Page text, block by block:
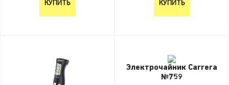
КУПИТЬ КУПИТЬ
Электрочайник Carrera
№759